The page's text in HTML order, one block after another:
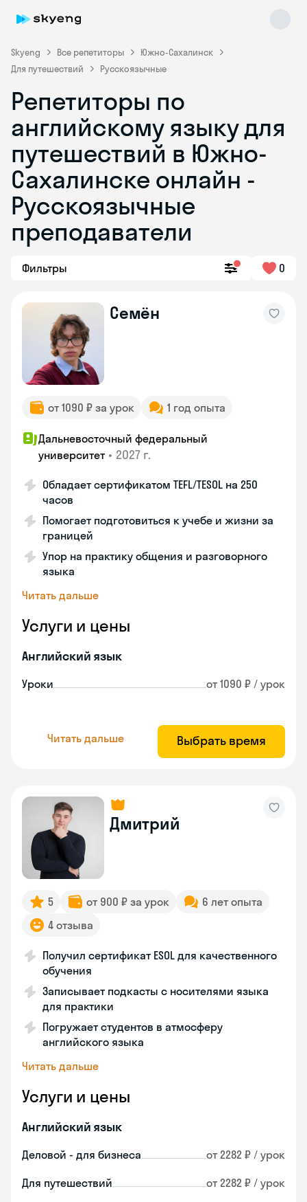
Skyeng Все репетиторы
Южно-Сахалинск
Для путешествий
Русскоязычные
Репетиторы по
английскому языку для
путешествий в Южно-
Сахалинске онлайн -
Русскоязычные
преподаватели
Фильтры 0
Семён
от 1090 ₽ за урок 1 год опыта
Дальневосточный федеральный
университет • 2027 г.
Обладает сертификатом TEFL/TESOL на 250
часов
Помогает подготовиться к учебе и жизни за
границей
Упор на практику общения и разговорного
языка
Читать дальше
Услуги и цены
Английский язык
Уроки от 1090 ₽ / урок
Читать дальше Выбрать время
Дмитрий
5 от 900 ₽ за урок
6 лет опыта
4 отзыва
Получил сертификат ESOL для качественного
обучения
Записывает подкасты с носителями языка
для практики
Погружает студентов в атмосферу
английского языка
Читать дальше
Услуги и цены
Английский язык
Деловой - для бизнеса от 2282 ₽ / урок
Для путешествий от 2282 ₽ / урок
Skyeng Chat